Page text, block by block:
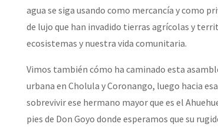
“Sonhando a Terra do Bem Virá” se publica no
Se o México sabe, que o mundo saiba! Nossas
agua se siga usando como mercancía y como
de lujo que han invadido tierras agrícolas y
ecosistemas y nuestra vida comunitaria.
Vimos también cómo ha caminado esta
urbana en Cholula y Coronango, luego hacia
sobrevivir ese hermano mayor que es el
pies de Don Goyo donde esperamos que su